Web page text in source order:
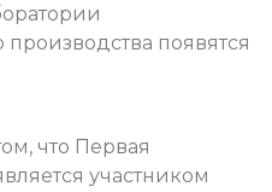
появятся
что Первая
участником